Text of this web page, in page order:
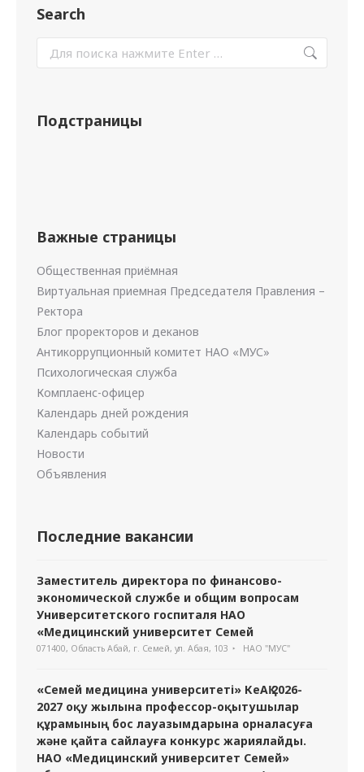
Search
Подстраницы
Важные страницы
Общественная приёмная
Виртуальная приемная Председателя Правления –
Ректора
Блог проректоров и деканов
Антикоррупционный комитет НАО «МУС»
Психологическая служба
Комплаенс-офицер
Календарь дней рождения
Календарь событий
Новости
Объявления
Последние вакансии
Заместитель директора по финансово-
экономической службе и общим вопросам
Университетского госпиталя НАО
«Медицинский университет Семей
071400, Область Абай, г. Семей, ул. Абая, 103 НАО "МУС"
«Семей медицина университеті» КеАҚ 2026-
2027 оқу жылына профессор-оқытушылар
құрамының бос лауазымдарына орналасуға
және қайта сайлауға конкурс жариялайды.
НАО «Медицинский университет Семей»